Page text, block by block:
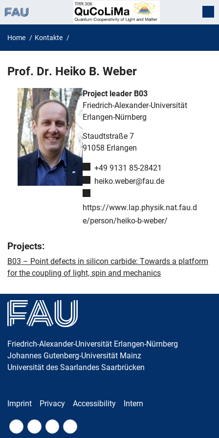
Home Kontakte
Heiko B. Weber
Prof. Dr. Heiko B. Weber
Project leader B03
Friedrich-Alexander-Universität
Erlangen-Nürnberg
Staudtstraße 7
91058 Erlangen
Phone number:
+49 9131 85-28421
Email:heiko.weber@fau.de
https://www.lap.physik.nat.fau.d
e/person/heiko-b-weber/
Projects:
B03 – Point defects in silicon carbide: Towards a platform
for the coupling of light, spin and mechanics
Friedrich-Alexander-Universität Erlangen-Nürnberg
Johannes Gutenberg-Universität Mainz
Universität des Saarlandes Saarbrücken
Imprint Privacy Accessibility Intern